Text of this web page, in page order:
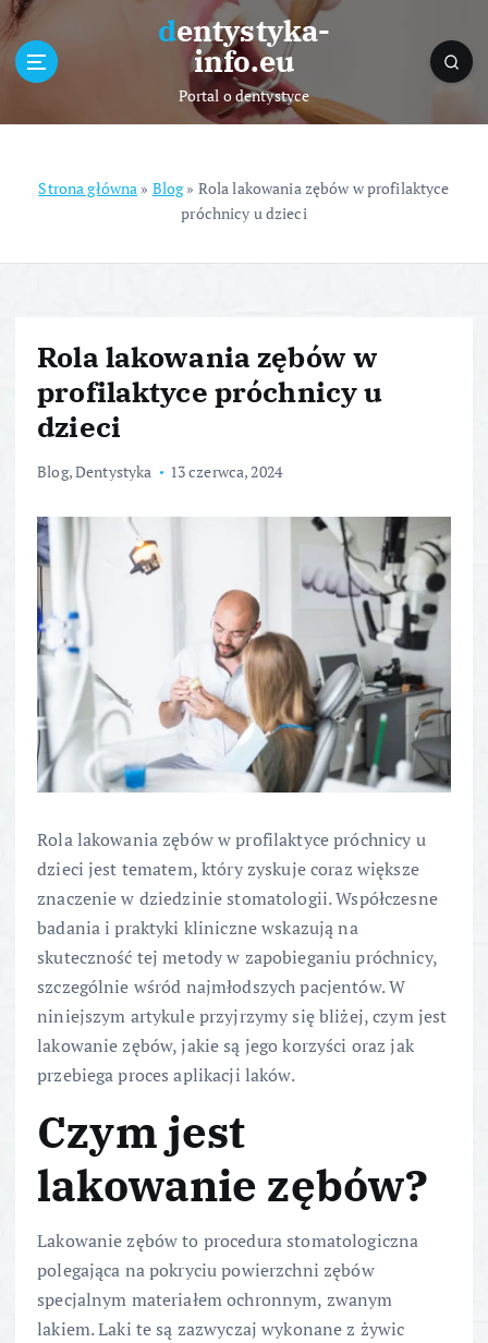
e
dentystyka-
info.eu
Portal o dentystyce
Strona główna » Blog» Rola lakowania zębów w profilaktyce
próchnicy u dzieci
Rola lakowania zębów w
profilaktyce próchnicy u
dzieci
Blog,Dentystyka 13 czerwca, 2024
Rola lakowania zębów w profilaktyce próchnicy u
dzieci jest tematem, który zyskuje coraz większe
znaczenie w dziedzinie stomatologii. Współczesne
badania i praktyki kliniczne wskazują na
skuteczność tej metody w zapobieganiu próchnicy,
szczególnie wśród najmłodszych pacjentów. W
niniejszym artykule przyjrzymy się bliżej, czym jest
lakowanie zębów, jakie są jego korzyści oraz jak
przebiega proces aplikacji laków.
Czym jest
lakowanie zębów?
Lakowanie zębów to procedura stomatologiczna
polegająca na pokryciu powierzchni zębów
specjalnym materiałem ochronnym, zwanym
lakiem. Laki te są zazwyczaj wykonane z żywic